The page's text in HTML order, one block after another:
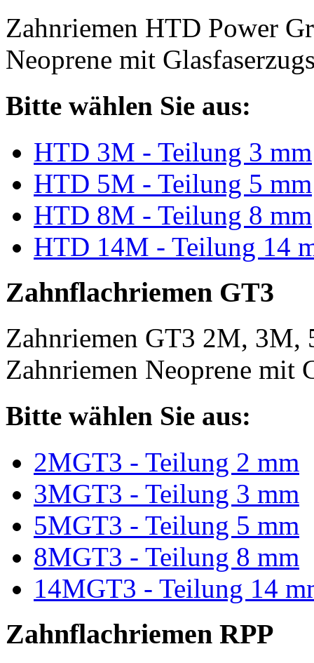
Zahnriemen HTD Power
Neoprene mit
Bitte wählen Sie aus:
HTD 3M - Teilung 3 mm
HTD 5M - Teilung 5 mm
HTD 8M - Teilung 8 mm
HTD 14M - Teilung 14
Zahnflachriemen GT3
Zahnriemen GT3 2M, 3M,
Zahnriemen Neoprene mit
Bitte wählen Sie aus:
2MGT3 - Teilung 2 mm
3MGT3 - Teilung 3 mm
5MGT3 - Teilung 5 mm
8MGT3 - Teilung 8 mm
14MGT3 - Teilung 14
Zahnflachriemen RPP